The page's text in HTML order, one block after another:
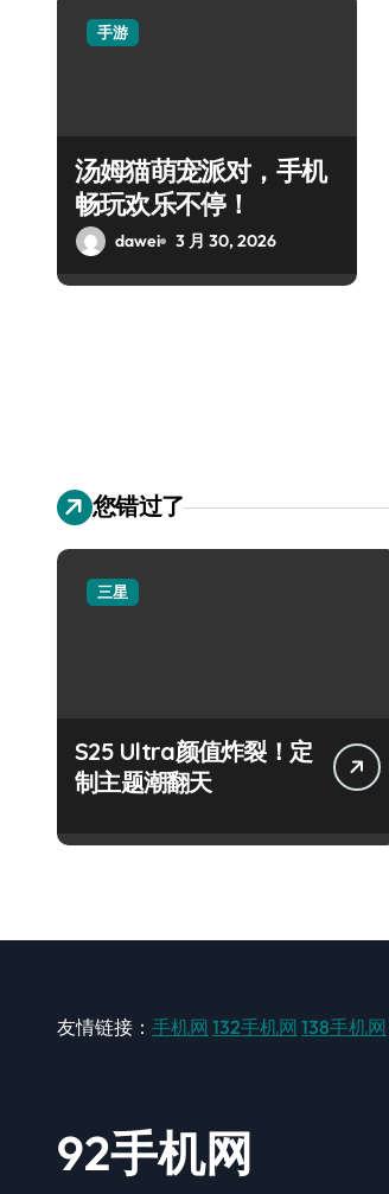
手游
汤姆猫萌宠派对，手机
畅玩欢乐不停！
dawei 3 月 30, 2026
您错过了
三星
S25 Ultra颜值炸裂！定
制主题潮翻天
友情链接： 手机网 132手机网 138手机网
92手机网